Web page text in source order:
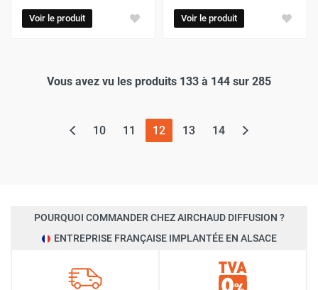
Voir le produit Voir le produit
Vous avez vu les produits 133 à 144 sur 285
10 11 12(page actuelle)
13 14
POURQUOI COMMANDER CHEZ AIRCHAUD DIFFUSION ?
ENTREPRISE FRANÇAISE IMPLANTÉE EN ALSACE